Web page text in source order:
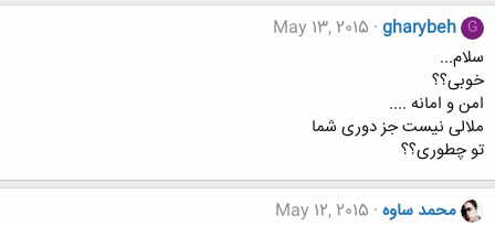
G
gharybeh
May 13, 2015
سلام...
خوبی؟؟
امن و امانه ....
ملالی نیست جز دوری شما
تو چطوری؟؟
محمد ساوه May 12, 2015